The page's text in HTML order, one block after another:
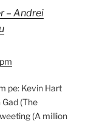
– Andrei
pe: Kevin Hart
(The
(A million